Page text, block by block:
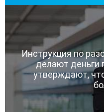
Инструкция по
делают деньги
утверждают,